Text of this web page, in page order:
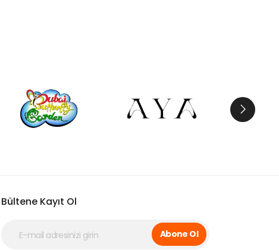
Bültene Kayıt Ol
Abone Ol